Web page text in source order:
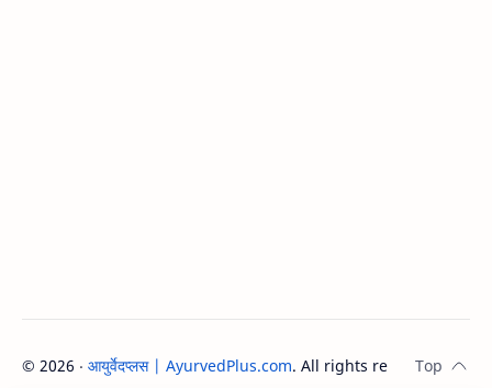
© 2026 ‧ आयुर्वेदप्लस | AyurvedPlus.com. All rights reserved.